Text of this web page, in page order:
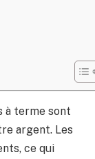
à terme sont
argent. Les
ce qui